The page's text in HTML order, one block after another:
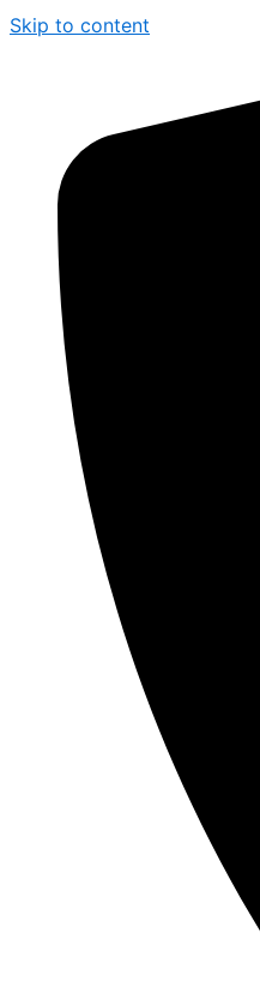
Skip to content